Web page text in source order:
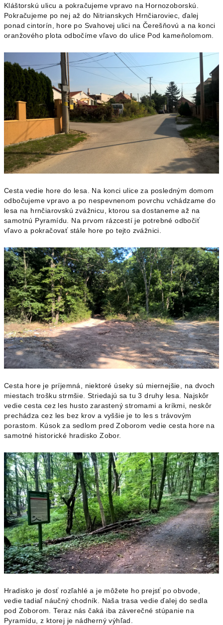
Kláštorskú ulicu a pokračujeme vpravo na Hornozoborskú.
Pokračujeme po nej až do Nitrianskych Hrnčiaroviec, ďalej
ponad cintorín, hore po Svahovej ulici na Čerešňovú a na konci
oranžového plota odbočíme vľavo do ulice Pod kameňolomom.
Cesta vedie hore do lesa. Na konci ulice za posledným domom
odbočujeme vpravo a po nespevnenom povrchu vchádzame do
lesa na hrnčiarovskú zvážnicu, ktorou sa dostaneme až na
samotnú Pyramídu. Na prvom rázcestí je potrebné odbočiť
vľavo a pokračovať stále hore po tejto zvážnici.
Cesta hore je príjemná, niektoré úseky sú miernejšie, na dvoch
miestach trošku strmšie. Striedajú sa tu 3 druhy lesa. Najskôr
vedie cesta cez les husto zarastený stromami a kríkmi, neskôr
prechádza cez les bez krov a vyššie je to les s trávovým
porastom. Kúsok za sedlom pred Zoborom vedie cesta hore na
samotné historické hradisko Zobor.
Hradisko je dosť rozľahlé a je môžete ho prejsť po obvode,
vedie tadiaľ náučný chodník. Naša trasa vedie ďalej do sedla
pod Zoborom. Teraz nás čaká iba záverečné stúpanie na
Pyramídu, z ktorej je nádherný výhľad.